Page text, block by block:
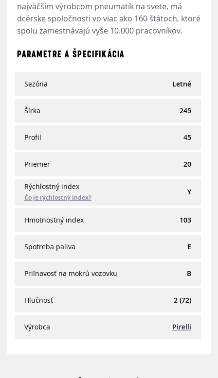
najväčším výrobcom pneumatík na svete, má
dcérske spoločnosti vo viac ako 160 štátoch, ktoré
spolu zamestnávajú vyše 10.000 pracovníkov.
PARAMETRE A ŠPECIFIKÁCIA
Sezóna Letné
Šírka 245
Profil 45
Priemer 20
Rýchlostný index
Čo je rýchlostný index?
Y
Hmotnostný index 103
Spotreba paliva E
Priľnavosť na mokrú vozovku B
Hlučnosť 2 (72)
Výrobca Pirelli